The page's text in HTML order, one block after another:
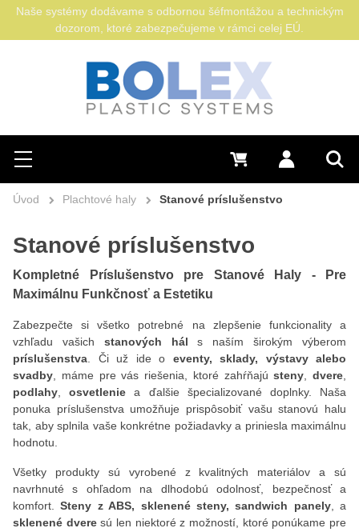
Hľadať
Menu Prihlásiť sa
0 €
Naše systémy dodávame s odbornou šéfmontážou a technickým
dozorom, ktoré zabezpečujeme v rámci celej EÚ.
Úvod Plachtové haly Stanové príslušenstvo
Stanové príslušenstvo
Kompletné Príslušenstvo pre Stanové Haly - Pre
Maximálnu Funkčnosť a Estetiku
Zabezpečte si všetko potrebné na zlepšenie funkcionality a
vzhľadu vašich stanových hál s naším širokým výberom
príslušenstva . Či už ide o eventy, sklady, výstavy alebo
svadby , máme pre vás riešenia, ktoré zahŕňajústeny dvere
podlahy ,osvetlenie a ďalšie špecializované doplnky. Naša
ponuka príslušenstva umožňuje prispôsobiť vašu stanovú halu
tak, aby splnila vaše konkrétne požiadavky a priniesla maximálnu
hodnotu.
Všetky produkty sú vyrobené z kvalitných materiálov a sú
navrhnuté s ohľadom na dlhodobú odolnosť, bezpečnosť a
komfort.Steny z ABS, sklenené steny, sandwich panely, a
sklenené dveresú len niektoré z možností, ktoré ponúkame pre